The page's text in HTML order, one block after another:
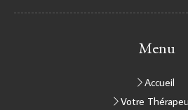
Menu
Accueil
Votre